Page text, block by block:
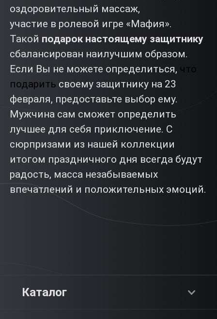
оздоровительный массаж,
участие в ролевой игре «Мафия».
Такой подарок настоящему защитнику
сбалансирован наилучшим образом.
Если Вы не можете определиться, что
подарить своему защитнику на 23
февраля, предоставьте выбор ему.
Мужчина сам сможет определить
лучшее для себя приключение. С
сюрпризами из нашей коллекции
итогом праздничного дня всегда будут
радость, масса незабываемых
впечатлений и положительных эмоций.
Каталог